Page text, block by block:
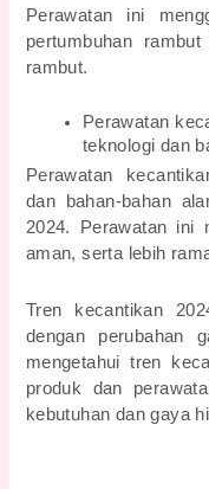
Perawatan ini
pertumbuhan
rambut.
Perawatan
teknologi dan
Perawatan
dan bahan-bahan
2024. Perawatan ini
aman, serta lebih
Tren kecantikan
dengan perubahan
mengetahui tren
produk dan
kebutuhan dan gaya